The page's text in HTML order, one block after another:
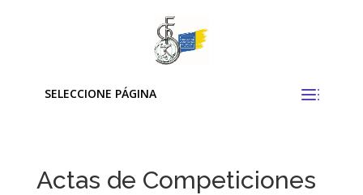
SELECCIONE PÁGINA
Actas de Competiciones